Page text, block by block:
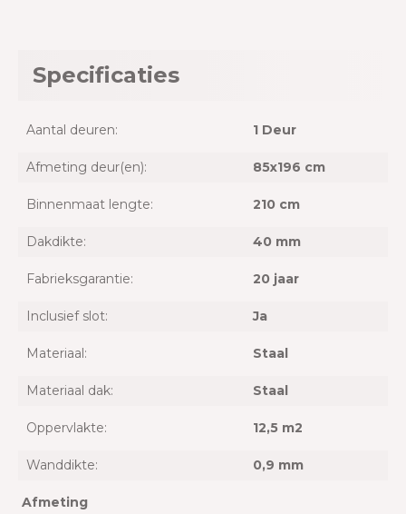
Specificaties
Aantal deuren: 1 Deur
Afmeting deur(en): 85x196 cm
Binnenmaat lengte: 210 cm
Dakdikte: 40 mm
Fabrieksgarantie: 20 jaar
Inclusief slot: Ja
Materiaal: Staal
Materiaal dak: Staal
Oppervlakte: 12,5 m2
Wanddikte: 0,9 mm
Afmeting